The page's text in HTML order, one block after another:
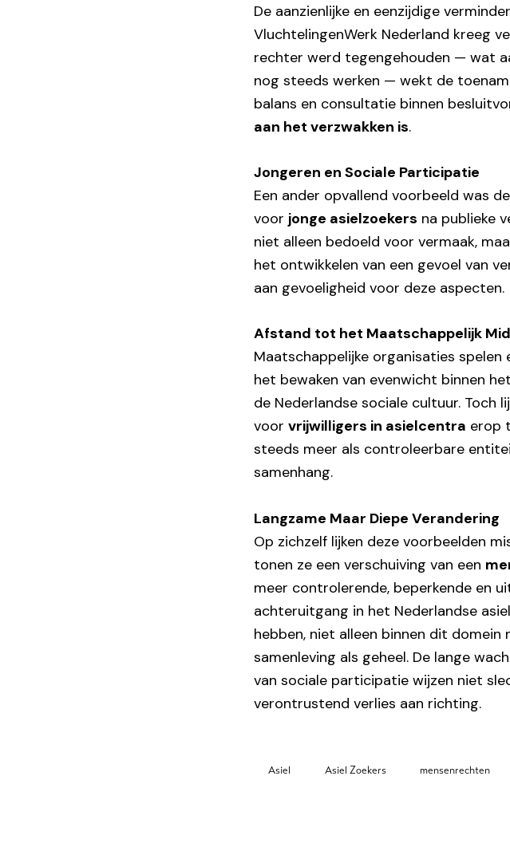
De aanzienlijke en eenzijdige
VluchtelingenWerk Nederland kreeg
rechter werd tegengehouden — wat
nog steeds werken — wekt de
balans en consultatie binnen
aan het verzwakken is.
Jongeren en Sociale Participatie
Een ander opvallend voorbeeld was
voor jonge asielzoekers na publieke
niet alleen bedoeld voor vermaak,
het ontwikkelen van een gevoel van
aan gevoeligheid voor deze aspecten.
Afstand tot het Maatschappelijk
Maatschappelijke organisaties spelen
het bewaken van evenwicht binnen
de Nederlandse sociale cultuur. Toch
voorvrijwilligers in asielcentra erop
steeds meer als controleerbare
samenhang.
Langzame Maar Diepe Verandering
Op zichzelf lijken deze voorbeelden
tonen ze een verschuiving van een
meer controlerende, beperkende en
achteruitgang in het Nederlandse
hebben, niet alleen binnen dit
samenleving als geheel. De lange
van sociale participatie wijzen niet
verontrustend verlies aan richting.
Asiel Asiel Zoekers mensenrechten